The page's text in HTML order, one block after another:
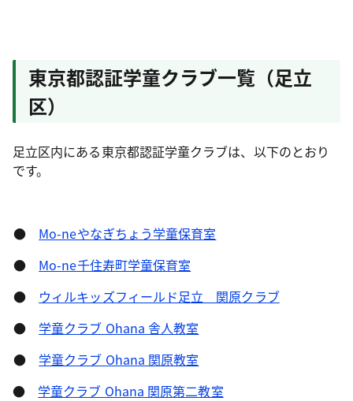
東京都認証学童クラブ一覧（足立
区）
足立区内にある東京都認証学童クラブは、以下のとおり
です。
● Mo-neやなぎちょう学童保育室
● Mo-ne千住寿町学童保育室
● ウィルキッズフィールド足立 関原クラブ
● 学童クラブ Ohana 舎人教室
● 学童クラブ Ohana 関原教室
● 学童クラブ Ohana 関原第二教室